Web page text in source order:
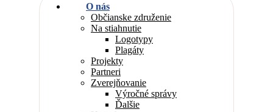
O nás
Občianske združenie
Na stiahnutie
Logotypy
Plagáty
Projekty
Partneri
Zverejňovanie
Výročné správy
Ďalšie